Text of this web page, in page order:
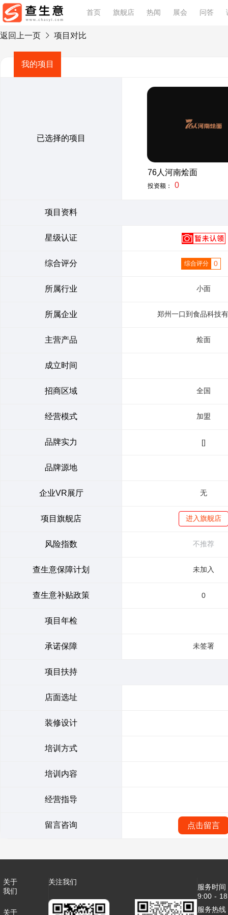
首页 旗舰店 热闻 展会 问答
返回上一页 项目对比
我的项目
已选择的项目
76人河南烩面
投资额： 0
项目资料
星级认证
综合评分 综合评分 0
所属行业 小面
所属企业 郑州一口到食品科技
主营产品 烩面
成立时间
招商区域 全国
经营模式 加盟
品牌实力 []
品牌源地
企业VR展厅 无
项目旗舰店 进入旗舰店
风险指数 不推荐
查生意保障计划 未加入
查生意补贴政策 0
项目年检
承诺保障 未签署
项目扶持
店面选址
装修设计
培训方式
培训内容
经营指导
留言咨询 点击留言
关于
我们
关于
关注我们
服务时
9:00 -
服务热